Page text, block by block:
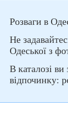
Розваги в
Не
Одеської з
В каталозі ви
відпочинку: